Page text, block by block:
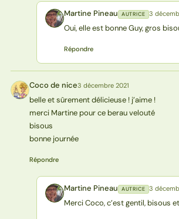
MP Martine Pineau AUTRICE 3
Oui, elle est bonne Guy, gros
Répondre
CN Coco de nice3 décembre 2021
belle et sûrement délicieuse ! j’aime !
merci Martine pour ce berau velouté
bisous
bonne journée
Répondre
MP Martine Pineau AUTRICE 3
Merci Coco, c’est gentil, bisous